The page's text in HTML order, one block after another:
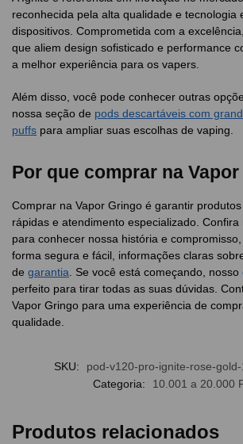
reconhecida pela alta qualidade e tecnologia
dispositivos. Comprometida com a
que aliem design sofisticado e performance
a melhor experiência para os vapers.
Além disso, você pode conhecer outras
nossa seção de pods descartáveis com
puffs para ampliar suas escolhas de vaping.
Por que comprar na
Comprar na Vapor Gringo é garantir
rápidas e atendimento especializado. Confira
para conhecer nossa história e compromisso,
forma segura e fácil, informações claras
de garantia . Se você está começando, nosso
perfeito para tirar todas as suas dúvidas.
Vapor Gringo para uma experiência de
qualidade.
SKU:
pod-v120-pro-ignite-rose-
Categoria:
10.001 a 20.000
Produtos relacionados